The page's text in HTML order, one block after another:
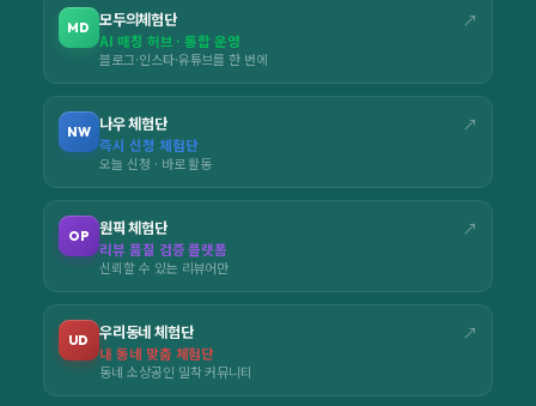
MD 모두의체험단 ↗
AI 매칭 허브 · 통합 운영
블로그·인스타·유튜브를 한 번에
NW 나우 체험단 ↗
즉시 신청 체험단
오늘 신청 · 바로 활동
OP 원픽 체험단 ↗
리뷰 품질 검증 플랫폼
신뢰할 수 있는 리뷰어만
UD 우리동네 체험단 ↗
내 동네 맞춤 체험단
동네 소상공인 밀착 커뮤니티